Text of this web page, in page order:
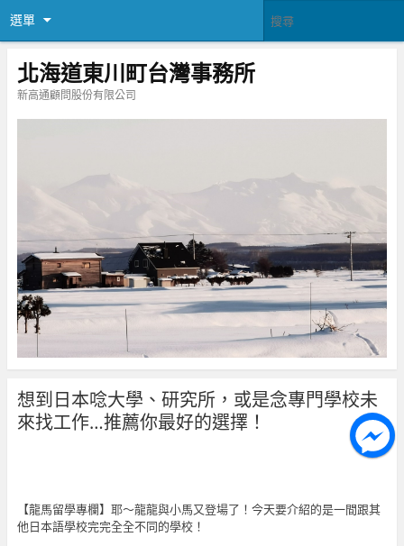
選單
北海道東川町台灣事務所
新高通顧問股份有限公司
想到日本唸大學、研究所，或是念專門學校未
來找工作…推薦你最好的選擇！
【龍馬留學專欄】耶～龍龍與小馬又登場了！今天要介紹的是一間跟其
他日本語學校完完全全不同的學校！